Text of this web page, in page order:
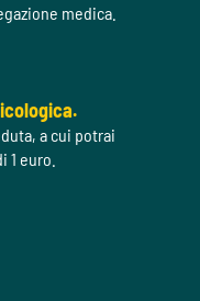
medica.
a cui potrai
euro.